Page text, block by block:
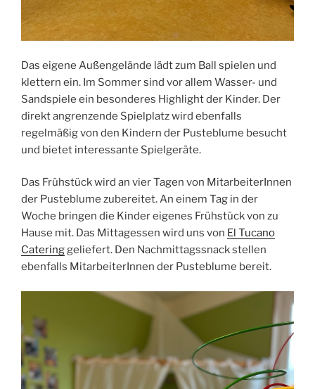
Das eigene Außengelände lädt zum Ball spielen und
klettern ein. Im Sommer sind vor allem Wasser- und
Sandspiele ein besonderes Highlight der Kinder. Der
direkt angrenzende Spielplatz wird ebenfalls
regelmäßig von den Kindern der Pusteblume besucht
und bietet interessante Spielgeräte.
Das Frühstück wird an vier Tagen von MitarbeiterInnen
der Pusteblume zubereitet. An einem Tag in der
Woche bringen die Kinder eigenes Frühstück von zu
Hause mit. Das Mittagessen wird uns von El Tucano
Cateringgeliefert. Den Nachmittagssnack stellen
ebenfalls MitarbeiterInnen der Pusteblume bereit.